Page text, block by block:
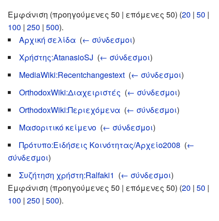
Εμφάνιση (προηγούμενες 50 | επόμενες 50) (20 | 50 |
100 | 250 | 500).
Αρχική σελίδα (← σύνδεσμοι)
Χρήστης:AtanasioSJ (← σύνδεσμοι)
MediaWiki:Recentchangestext (← σύνδεσμοι)
OrthodoxWiki:Διαχειριστές (← σύνδεσμοι)
OrthodoxWiki:Περιεχόμενα (← σύνδεσμοι)
Μασοριτικό κείμενο (← σύνδεσμοι)
Πρότυπο:Ειδήσεις Κοινότητας/Αρχείο2008 (←
σύνδεσμοι)
Συζήτηση χρήστη:Ralfaki1 (← σύνδεσμοι)
Εμφάνιση (προηγούμενες 50 | επόμενες 50) (20 | 50 |
100 | 250 | 500).